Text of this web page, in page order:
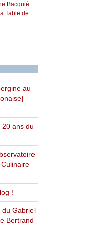
Bacquié
Table de
au
–
20 ans du
!
du Gabriel
Bertrand